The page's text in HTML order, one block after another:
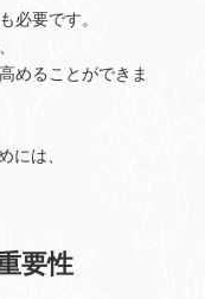
必要です。
めることができま
には、
要性